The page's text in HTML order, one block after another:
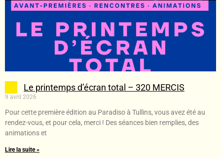
Le printemps d’écran total – 320 MERCIS
9 avril 2026
Pour cette première édition au Paradiso à Tullins, vous avez été au
rendez-vous, et pour cela, merci ! Des séances bien remplies, des
animations et
Lire la suite »